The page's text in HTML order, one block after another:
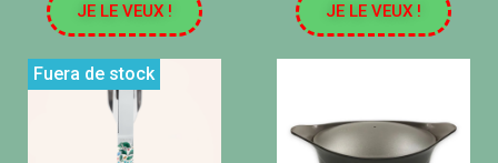
JE LE VEUX ! JE LE VEUX !
Fuera de stock